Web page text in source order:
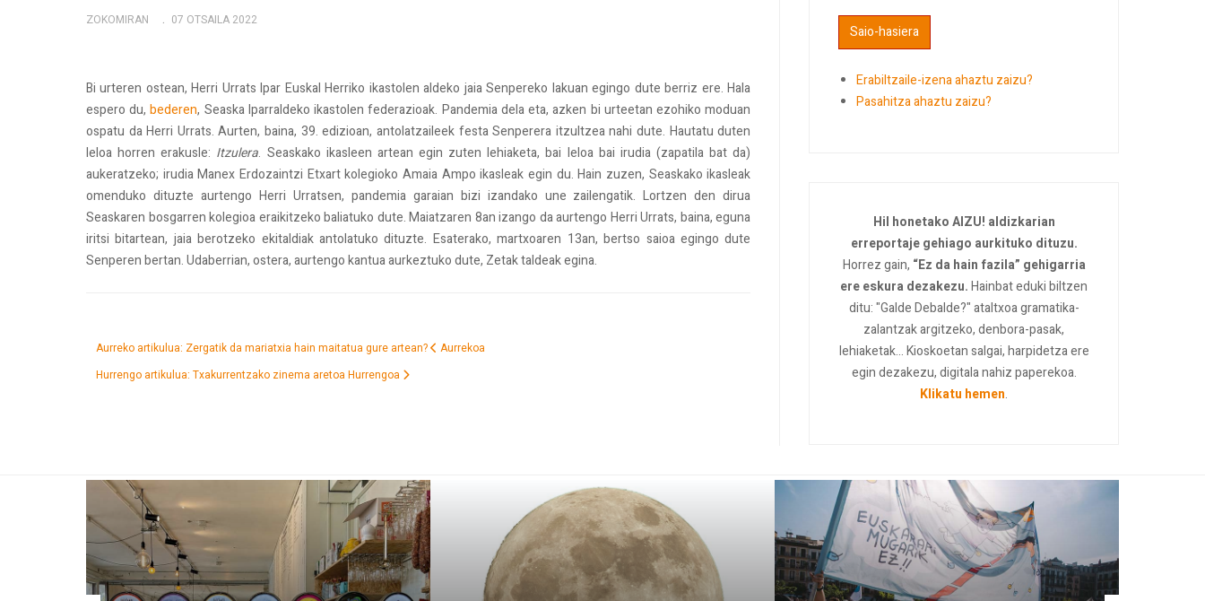
ZOKOMIRAN 07 OTSAILA 2022
Bi urteren ostean, Herri Urrats Ipar Euskal Herriko ikastolen aldeko jaia Senpereko lakuan egingo dute berriz ere. Hala
espero du,bederen, Seaska Iparraldeko ikastolen federazioak. Pandemia dela eta, azken bi urteetan ezohiko moduan
ospatu da Herri Urrats. Aurten, baina, 39. edizioan, antolatzaileek festa Senperera itzultzea nahi dute. Hautatu duten
leloa horren erakusle: Itzulera. Seaskako ikasleen artean egin zuten lehiaketa, bai leloa bai irudia (zapatila bat da)
aukeratzeko; irudia Manex Erdozaintzi Etxart kolegioko Amaia Ampo ikasleak egin du. Hain zuzen, Seaskako ikasleak
omenduko dituzte aurtengo Herri Urratsen, pandemia garaian bizi izandako une zailengatik. Lortzen den dirua
Seaskaren bosgarren kolegioa eraikitzeko baliatuko dute. Maiatzaren 8an izango da aurtengo Herri Urrats, baina, eguna
iritsi bitartean, jaia berotzeko ekitaldiak antolatuko dituzte. Esaterako, martxoaren 13an, bertso saioa egingo dute
Senperen bertan. Udaberrian, ostera, aurtengo kantua aurkeztuko dute, Zetak taldeak egina.
Aurreko artikulua: Zergatik da mariatxia hain maitatua gure artean?
Aurrekoa
Hurrengo artikulua: Txakurrentzako zinema aretoa Hurrengoa
Erabiltzaile-izena ahaztu zaizu?
Pasahitza ahaztu zaizu?
Hil honetako AIZU! aldizkarian
erreportaje gehiago aurkituko dituzu.
Horrez gain, “Ez da hain fazila” gehigarria
ere eskura dezakezu.Hainbat eduki biltzen
ditu: "Galde Debalde?" ataltxoa gramatika-
zalantzak argitzeko, denbora-pasak,
lehiaketak... Kioskoetan salgai, harpidetza ere
egin dezakezu, digitala nahiz paperekoa.
Klikatu hemen.